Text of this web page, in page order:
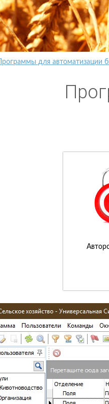
Программы для автоматизации